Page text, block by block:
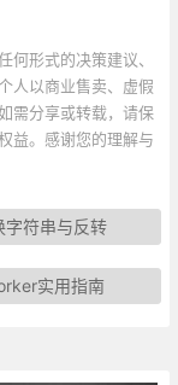
形式的决策建议、
人以商业售卖、虚假
需分享或转载，请保
益。感谢您的理解与
符串与反转
实用指南